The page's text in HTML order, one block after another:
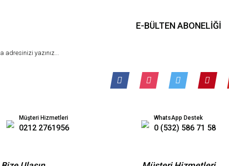
E-BÜLTEN ABONELİĞİ
Müşteri Hizmetleri
0212 2761956
WhatsApp Destek
0 (532) 586 71 58